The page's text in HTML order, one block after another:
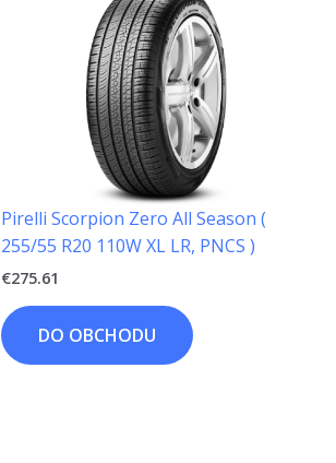
Pirelli Scorpion Zero All Season (
255/55 R20 110W XL LR, PNCS )
€275.61
DO OBCHODU